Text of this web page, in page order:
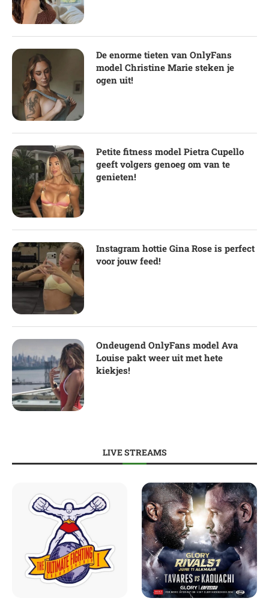
De enorme tieten van OnlyFans
model Christine Marie steken je
ogen uit!
Petite fitness model Pietra Cupello
geeft volgers genoeg om van te
genieten!
Instagram hottie Gina Rose is perfect
voor jouw feed!
Ondeugend OnlyFans model Ava
Louise pakt weer uit met hete
kiekjes!
LIVE STREAMS